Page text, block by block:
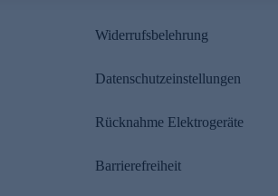
Widerrufsbelehrung
Datenschutzeinstellungen
Rücknahme Elektrogeräte
Barrierefreiheit